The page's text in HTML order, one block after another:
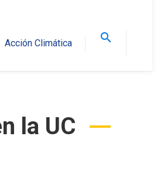
Acción Climática search
la UC